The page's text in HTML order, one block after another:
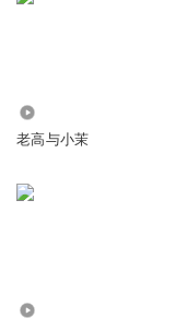
晓峰945
老高与小茉